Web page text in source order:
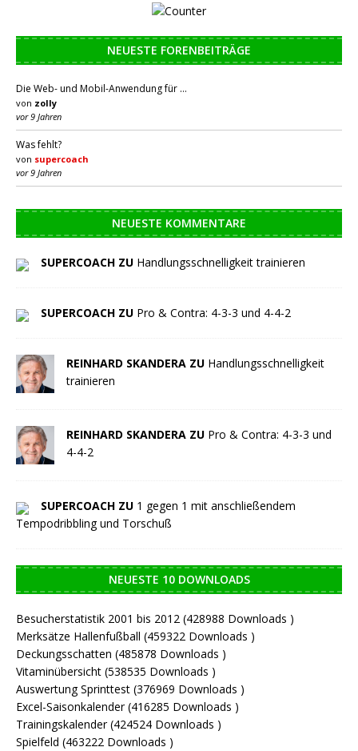
NEUESTE FORENBEITRÄGE
Die Web- und Mobil-Anwendung für …
von zolly
vor 9 Jahren
Was fehlt?
von supercoach
vor 9 Jahren
NEUESTE KOMMENTARE
SUPERCOACH ZU Handlungsschnelligkeit trainieren
SUPERCOACH ZU Pro & Contra: 4-3-3 und 4-4-2
REINHARD SKANDERA ZU Handlungsschnelligkeit
trainieren
REINHARD SKANDERA ZU Pro & Contra: 4-3-3 und
4-4-2
SUPERCOACH ZU 1 gegen 1 mit anschließendem
Tempodribbling und Torschuß
NEUESTE 10 DOWNLOADS
Besucherstatistik 2001 bis 2012 (428988 Downloads )
Merksätze Hallenfußball (459322 Downloads )
Deckungsschatten (485878 Downloads )
Vitaminübersicht (538535 Downloads )
Auswertung Sprinttest (376969 Downloads )
Excel-Saisonkalender (416285 Downloads )
Trainingskalender (424524 Downloads )
Spielfeld (463222 Downloads )